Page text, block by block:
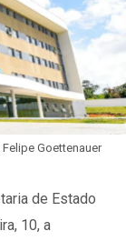
Goettenauer
de Estado
10, a